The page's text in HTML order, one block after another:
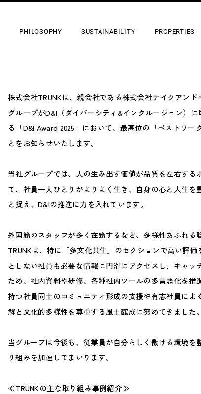
株式会社TRUNKは、親会社である株式会社テイクアン
グループがD&I（ダイバーシティ&インクルージョン）
る「D&I Award 2025」において、最高位の「ベストワー
とをお知らせいたします。
当社グループでは、人の生み出す価値が品質を左右する
て、社員一人ひとりがよりよく生き、自身の心と人生を
と捉え、D&Iの推進に力を入れています。
外国籍のスタッフが多く在籍するなど、多様性あふれる
TRUNKは、特に「多文化共生」のセクションで高い評
としない社員も必要な情報に円滑にアクセスし、キャッ
ため、社内資料や研修、各種社内ツールの多言語化を推
持つ社員同士のコミュニティ形成の支援や有志社員によ
解と文化的多様性を尊重する風土醸成に努めてきました。
当グループは今後も、従業員が自分らしく働ける環境を
り組みを加速してまいります。
≪TRUNKの主な取り組み事例紹介≫
PHILOSOPHY SUSTAINABILITY PROPERTIES